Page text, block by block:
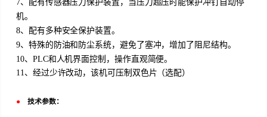
7、配有传感器压力保护装置，当压力超压时能保护冲钉自动停
机。
8、配有多种安全保护装置。
9、特殊的防油和防尘系统，避免了塞冲，增加了阻尼结构。
10、PLC和人机界面控制，操作直观简便。
11、经过少许改动，该机可压制双色片（选配）
●技术参数：